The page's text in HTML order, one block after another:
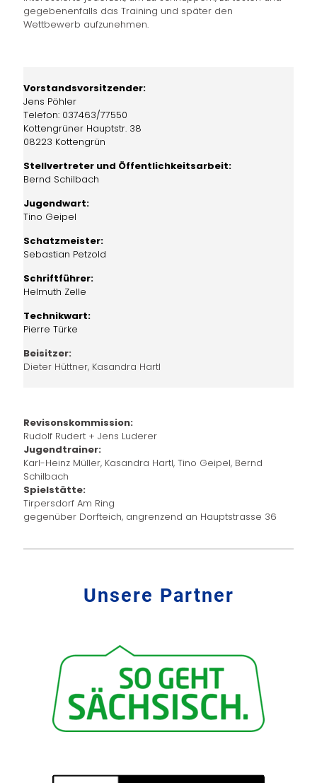
gegebenenfalls das Training und später den
Wettbewerb aufzunehmen.
Vorstandsvorsitzender:
Jens Pöhler
Telefon: 037463/77550
Kottengrüner Hauptstr. 38
08223 Kottengrün
Stellvertreter und Öffentlichkeitsarbeit:
Bernd Schilbach
Jugendwart:
Tino Geipel
Schatzmeister:
Sebastian Petzold
Schriftführer:
Helmuth Zelle
Technikwart:
Pierre Türke
Beisitzer:
Dieter Hüttner, Kasandra Hartl
Revisonskommission:
Rudolf Rudert + Jens Luderer
Jugendtrainer:
Karl-Heinz Müller, Kasandra Hartl, Tino Geipel, Bernd
Schilbach
Spielstätte:
Tirpersdorf Am Ring
gegenüber Dorfteich, angrenzend an Hauptstrasse 36
Unsere Partner